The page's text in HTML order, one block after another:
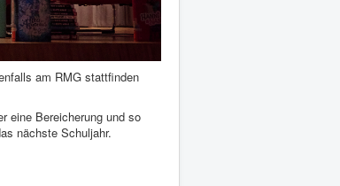
am RMG stattfinden
eine Bereicherung und so
nächste Schuljahr.